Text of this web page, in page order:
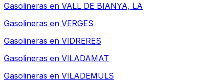
Gasolineras en VALL DE BIANYA, LA
Gasolineras en VERGES
Gasolineras en VIDRERES
Gasolineras en VILADAMAT
Gasolineras en VILADEMULS